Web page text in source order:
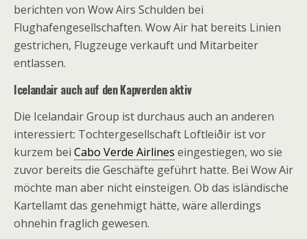
berichten von Wow Airs Schulden bei
Flughafengesellschaften. Wow Air hat bereits Linien
gestrichen, Flugzeuge verkauft und Mitarbeiter
entlassen.
Icelandair auch auf den Kapverden aktiv
Die Icelandair Group ist durchaus auch an anderen
interessiert: Tochtergesellschaft Loftleiðir ist vor
kurzem bei Cabo Verde Airlines eingestiegen, wo sie
zuvor bereits die Geschäfte geführt hatte. Bei Wow Air
möchte man aber nicht einsteigen. Ob das isländische
Kartellamt das genehmigt hätte, wäre allerdings
ohnehin fraglich gewesen.